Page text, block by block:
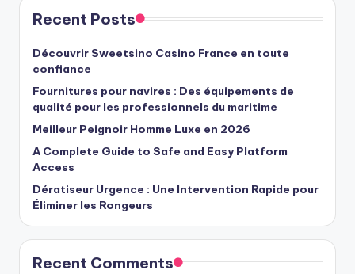
Recent Posts
Découvrir Sweetsino Casino France en toute
confiance
Fournitures pour navires : Des équipements de
qualité pour les professionnels du maritime
Meilleur Peignoir Homme Luxe en 2026
A Complete Guide to Safe and Easy Platform
Access
Dératiseur Urgence : Une Intervention Rapide pour
Éliminer les Rongeurs
Recent Comments